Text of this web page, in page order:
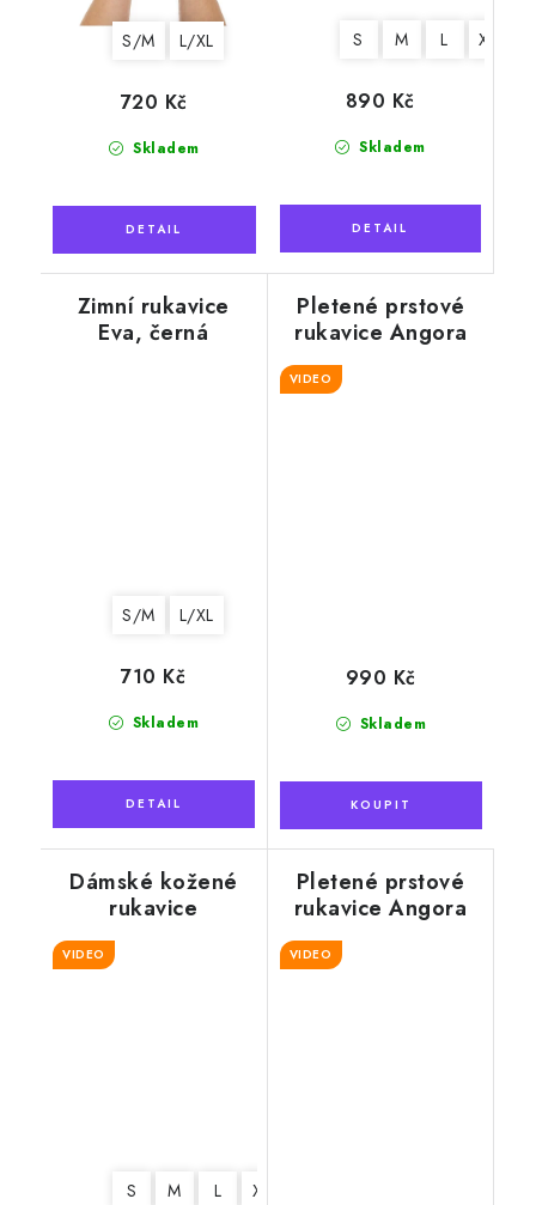
S/M L/XL
Skladem
720 Kč
S M L XL
Skladem
890 Kč
Zimní rukavice
Eva, černá
S/M L/XL
Skladem
710 Kč
Pletené prstové
rukavice Angora
VIDEO
Skladem
990 Kč
Dámské kožené
rukavice
"Exclusive", světle
hnědé s kožešinou
VIDEO
S M L XL
Pletené prstové
rukavice Angora
VIDEO